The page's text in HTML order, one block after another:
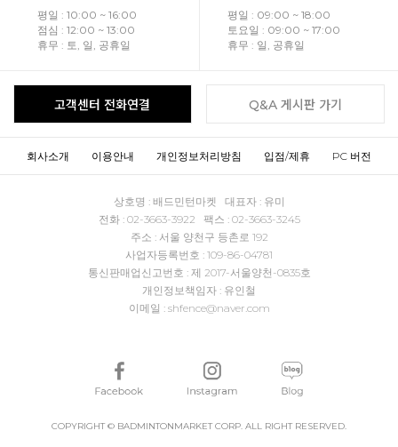
평일 : 10:00 ~ 16:00
점심 : 12:00 ~ 13:00
휴무 : 토, 일, 공휴일
평일 : 09:00 ~ 18:00
토요일 : 09:00 ~ 17:00
휴무 : 일, 공휴일
고객센터 전화연결 Q&A 게시판 가기
회사소개 이용안내 개인정보처리방침 입점/제휴 PC 버전
상호명 : 배드민턴마켓 대표자 : 유미
전화 : 02-3663-3922 팩스 : 02-3663-3245
주소 : 서울 양천구 등촌로 192
사업자등록번호 : 109-86-04781
통신판매업신고번호 : 제 2017-서울양천-0835호
개인정보책임자 : 유인철
이메일 : shfence@naver.com
COPYRIGHT © BADMINTONMARKET CORP. ALL RIGHT RESERVED.